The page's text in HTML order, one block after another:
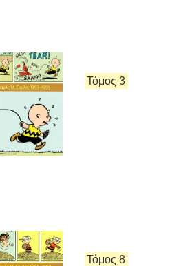
Τόμος 3
Τόμος 8